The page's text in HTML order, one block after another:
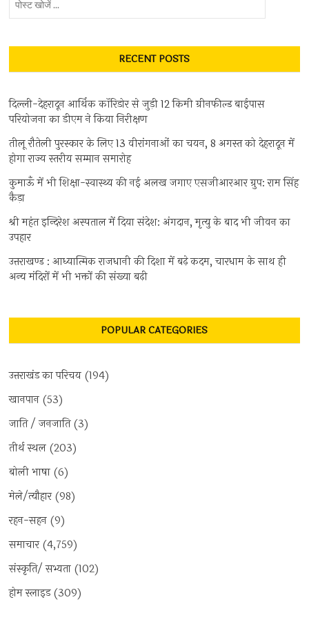
RECENT POSTS
दिल्ली-देहरादून आर्थिक कॉरिडोर से जुड़ी 12 किमी ग्रीनफील्ड बाईपास
परियोजना का डीएम ने किया निरीक्षण
तीलू रौतेली पुरस्कार के लिए 13 वीरांगनाओं का चयन, 8 अगस्त को देहरादून में
होगा राज्य स्तरीय सम्मान समारोह
कुमाऊँ में भी शिक्षा-स्वास्थ्य की नई अलख जगाए एसजीआरआर ग्रुप: राम सिंह
कैड़ा
श्री महंत इन्दिरेश अस्पताल में दिया संदेश: अंगदान, मृत्यु के बाद भी जीवन का
उपहार
उत्तराखण्ड : आध्यात्मिक राजधानी की दिशा में बढ़े कदम, चारधाम के साथ ही
अन्य मंदिरों में भी भक्तों की संख्या बढ़ी
POPULAR CATEGORIES
उत्तराखंड का परिचय (194)
खानपान (53)
जाति / जनजाति(3)
तीर्थ स्थल (203)
बोली भाषा (6)
मेले/त्यौहार(98)
रहन-सहन (9)
समाचार(4,759)
संस्कृति/ सभ्यता (102)
होम स्लाइड(309)